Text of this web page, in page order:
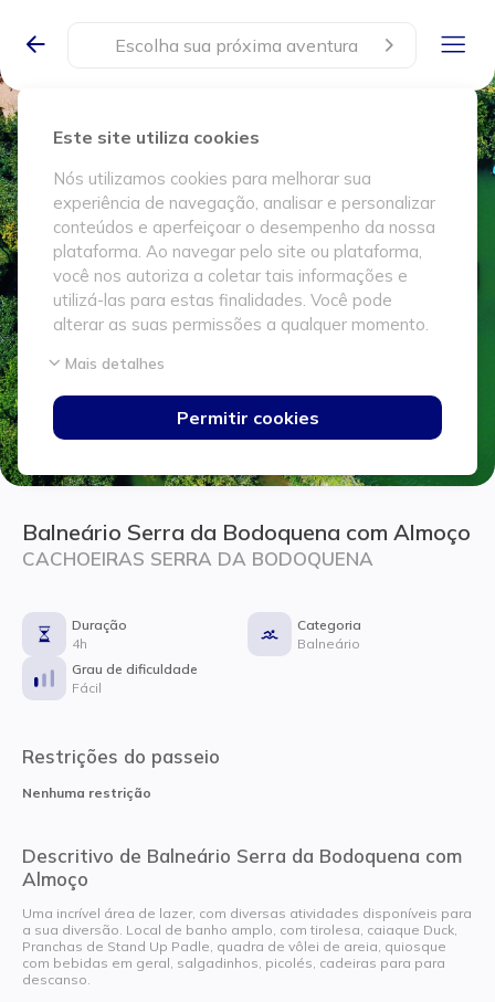
Este site utiliza cookies
Nós utilizamos cookies para melhorar sua
experiência de navegação, analisar e personalizar
conteúdos e aperfeiçoar o desempenho da nossa
plataforma. Ao navegar pelo site ou plataforma,
você nos autoriza a coletar tais informações e
utilizá-las para estas finalidades. Você pode
alterar as suas permissões a qualquer momento.
Mais detalhes
Permitir cookies
Escolha sua próxima aventura
Balneário Serra da Bodoquena com Almoço
CACHOEIRAS SERRA DA BODOQUENA
Duração
4h
Categoria
Balneário
Grau de dificuldade
Fácil
Restrições do passeio
Nenhuma restrição
Descritivo de Balneário Serra da Bodoquena com
Almoço
Uma incrível área de lazer, com diversas atividades disponíveis para
a sua diversão. Local de banho amplo, com tirolesa, caiaque Duck,
Pranchas de Stand Up Padle, quadra de vôlei de areia, quiosque
com bebidas em geral, salgadinhos, picolés, cadeiras para para
descanso.